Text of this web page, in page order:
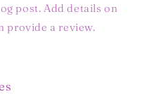
post. Add details on
provide a review.